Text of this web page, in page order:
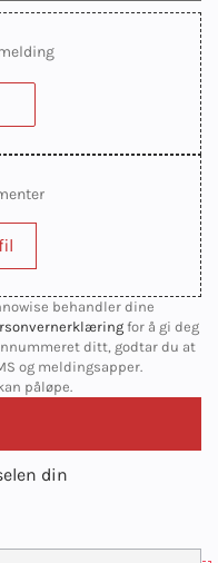
behandler dine
for å gi deg
ditt, godtar du at
og meldingsapper.
påløpe.
din